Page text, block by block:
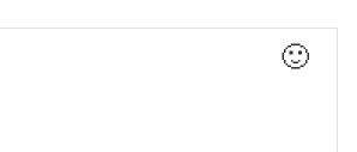
🙂